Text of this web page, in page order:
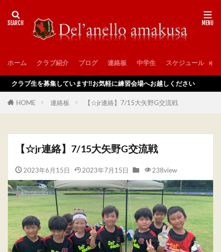
ホーム クラブ紹介 ブログ 連絡板 中学生 スケジュール
ブ生を募集しています‼️お気軽に練習会場へお越しください
HOME 連絡板 【☆jr連絡】7/15大矢野G交流戦
【☆jr連絡】7/15大矢野G交流戦
2023年6月15日 2023年7月15日 238view